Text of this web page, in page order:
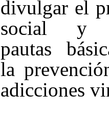
divulgar el
social y
pautas
la
adicciones